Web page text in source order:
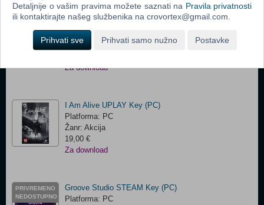
NEDOSTUPNO
Call of Duty: Infinite Warfare STEAM Key (PC)
Platforma: PC
Žanr: FPS
Za download
I Am Alive UPLAY Key (PC)
Platforma: PC
Žanr: Akcija
19,00 €
Za download
PRIVREMENO
NEDOSTUPNO
Groove Studio STEAM Key (PC)
Platforma: PC
Detaljnije o vašim pravima možete saznati na Pravila privatnosti
ili kontaktirajte našeg službenika na crovortex@gmail.com.
Prihvati sve Prihvati samo nužno Postavke